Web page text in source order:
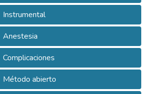
importante es el Papirus Quirúrgico
de Egipto del 1600 al 1700 A.C.; en el cual
muestran 22 lesiones de la cabeza, que
incluyen la descripción de las fracturas
de labios y de la barbilla;
diagnósticos y tratamientos de
estas.
trabajos que se atribuyen a Hipócrates
Instrumental
Anestesia
Complicaciones
Método abierto